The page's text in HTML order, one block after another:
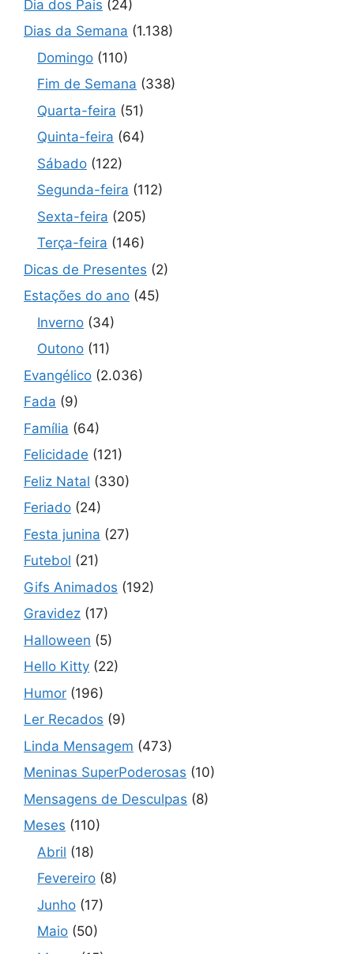
Dia dos Pais (24)
Dias da Semana (1.138)
Domingo (110)
Fim de Semana (338)
Quarta-feira (51)
Quinta-feira (64)
Sábado (122)
Segunda-feira (112)
Sexta-feira (205)
Terça-feira (146)
Dicas de Presentes (2)
Estações do ano (45)
Inverno (34)
Outono (11)
Evangélico (2.036)
Fada (9)
Família (64)
Felicidade (121)
Feliz Natal (330)
Feriado (24)
Festa junina (27)
Futebol (21)
Gifs Animados (192)
Gravidez (17)
Halloween (5)
Hello Kitty (22)
Humor (196)
Ler Recados (9)
Linda Mensagem (473)
Meninas SuperPoderosas (10)
Mensagens de Desculpas (8)
Meses (110)
Abril (18)
Fevereiro (8)
Junho (17)
Maio (50)